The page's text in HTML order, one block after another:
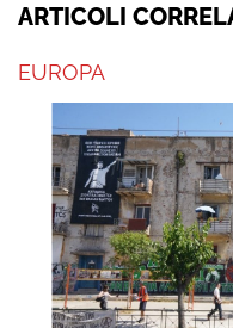
ARTICOLI
EUROPA